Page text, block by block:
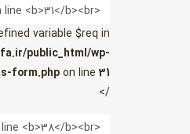
ایمیل
variable $req in
public_html/wp-
form.phpon line31
/>